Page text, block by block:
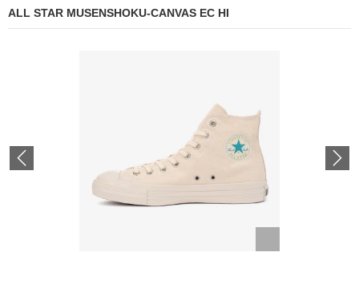
ALL STAR MUSENSHOKU-CANVAS EC HI